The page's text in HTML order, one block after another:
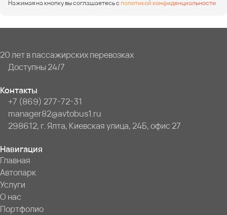
Нажимая на кнопку вы соглашаетесь сполитикой конфиденциальности
20 лет в пассажирских перевозках
Доступны 24/7
Контакты
+7 (869) 277-72-31
manager82@avtobus1.ru
298612, г. Ялта, Киевская улица, 24Б, офис 27
Навигация
Главная
Автопарк
Услуги
О нас
Портфолио